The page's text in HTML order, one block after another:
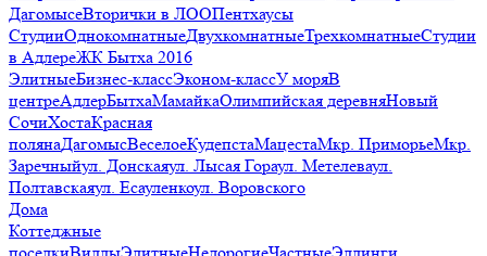
ДагомысеВторички в ЛООПентхаусы
СтудииОднокомнатныеДвухкомнатныеТрехкомнатныеСтудии
в АдлереЖК Бытха 2016
ЭлитныеБизнес-классЭконом-классУ моряВ
центреАдлерБытхаМамайкаОлимпийская деревняНовый
СочиХостаКрасная
полянаДагомысВеселоеКудепстаМацестаМкр. ПриморьеМкр.
Заречныйул. Донскаяул. Лысая Гораул. Метелеваул.
Полтавскаяул. Есауленкоул. Воровского
Дома
Коттеджные
поселкиВиллыЭлитныеНедорогиеЧастныеЭллинги